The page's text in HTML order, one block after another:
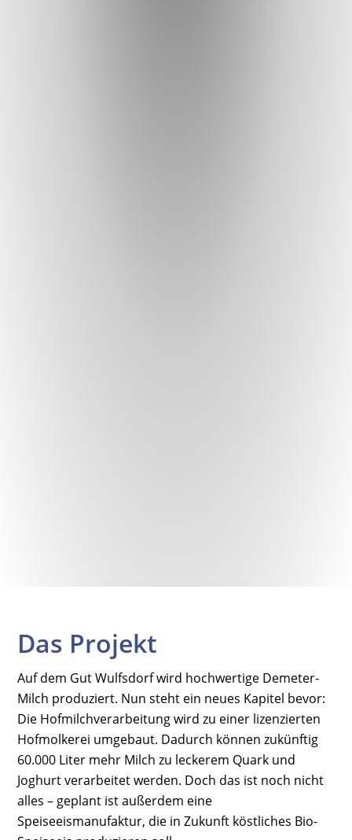
Das Projekt
Auf dem Gut Wulfsdorf wird hochwertige Demeter-
Milch produziert. Nun steht ein neues Kapitel bevor:
Die Hofmilchverarbeitung wird zu einer lizenzierten
Hofmolkerei umgebaut. Dadurch können zukünftig
60.000 Liter mehr Milch zu leckerem Quark und
Joghurt verarbeitet werden. Doch das ist noch nicht
alles – geplant ist außerdem eine
Speiseeismanufaktur, die in Zukunft köstliches Bio-